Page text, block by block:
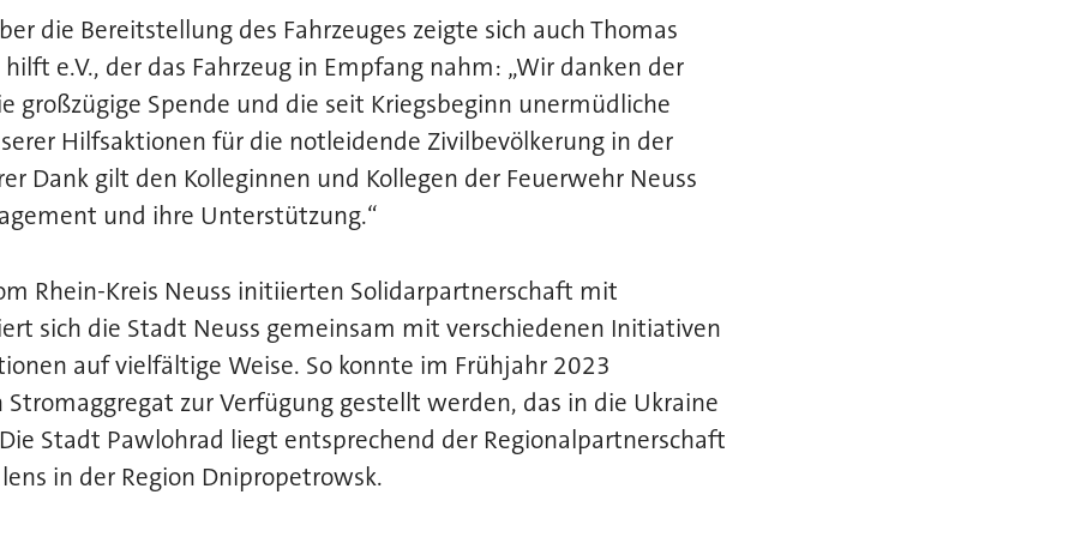
die Bereitstellung des Fahrzeuges zeigte sich auch Thomas
e.V., der das Fahrzeug in Empfang nahm: „Wir danken der
großzügige Spende und die seit Kriegsbeginn unermüdliche
Hilfsaktionen für die notleidende Zivilbevölkerung in der
Dank gilt den Kolleginnen und Kollegen der Feuerwehr Neuss
und ihre Unterstützung.“
Rhein-Kreis Neuss initiierten Solidarpartnerschaft mit
sich die Stadt Neuss gemeinsam mit verschiedenen Initiativen
auf vielfältige Weise. So konnte im Frühjahr 2023
Stromaggregat zur Verfügung gestellt werden, das in die Ukraine
Stadt Pawlohrad liegt entsprechend der Regionalpartnerschaft
in der Region Dnipropetrowsk.